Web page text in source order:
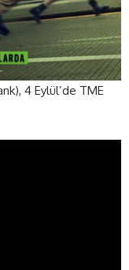
4 Eylül’de TME